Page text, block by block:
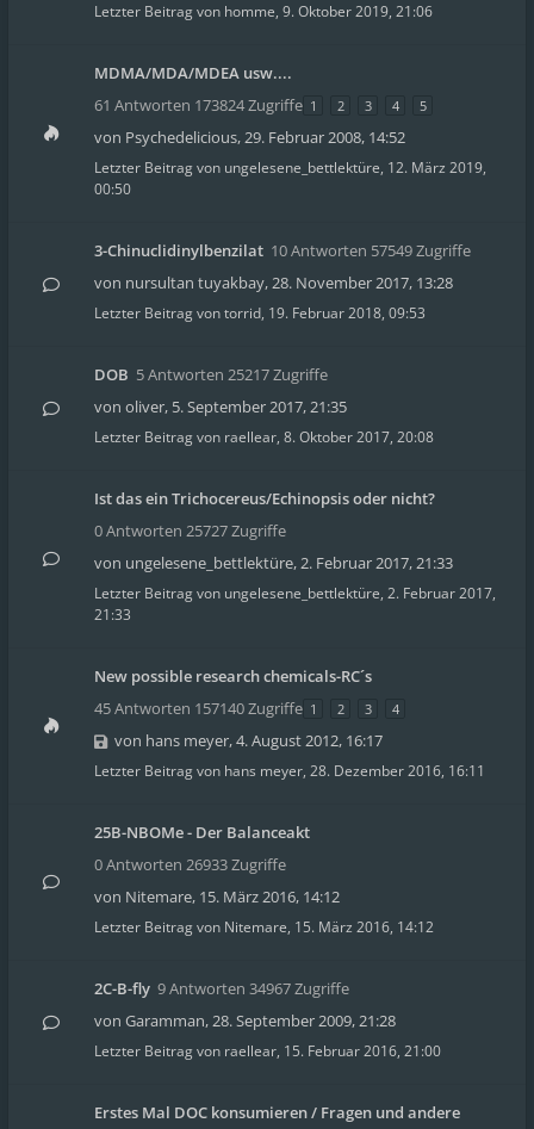
Letzter Beitrag von homme, 9. Oktober 2019, 21:06
MDMA/MDA/MDEA usw....
61 Antworten 173824 Zugriffe 1 2 3 4 5
von Psychedelicious,29. Februar 2008, 14:52
Letzter Beitrag von ungelesene_bettlektüre, 12. März 2019,
00:50
3-Chinuclidinylbenzilat 10 Antworten 57549 Zugriffe
von nursultan tuyakbay,28. November 2017, 13:28
Letzter Beitrag vontorrid, 19. Februar 2018, 09:53
DOB 5 Antworten 25217 Zugriffe
von oliver, 5. September 2017, 21:35
Letzter Beitrag von raellear, 8. Oktober 2017, 20:08
Ist das ein Trichocereus/Echinopsis oder nicht?
0 Antworten 25727 Zugriffe
von ungelesene_bettlektüre,2. Februar 2017, 21:33
Letzter Beitrag von ungelesene_bettlektüre, 2. Februar 2017,
21:33
New possible research chemicals-RC´s
45 Antworten 157140 Zugriffe 1 2 3 4
von hans meyer,4. August 2012, 16:17
Letzter Beitrag von hans meyer, 28. Dezember 2016, 16:11
25B-NBOMe - Der Balanceakt
0 Antworten 26933 Zugriffe
von Nitemare, 15. März 2016, 14:12
Letzter Beitrag von Nitemare, 15. März 2016, 14:12
2C-B-fly 9 Antworten 34967 Zugriffe
von Garamman,28. September 2009, 21:28
Letzter Beitrag von raellear, 15. Februar 2016, 21:00
Erstes Mal DOC konsumieren / Fragen und andere